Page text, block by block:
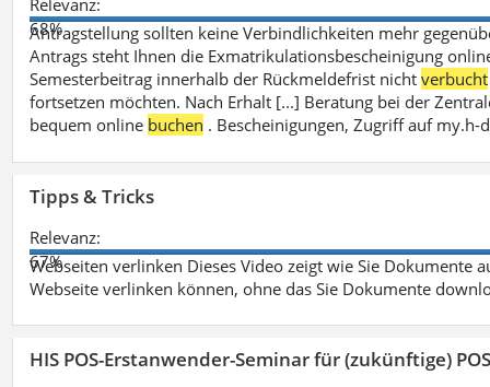
Relevanz:
68%
Antragstellung sollten keine Verbindlichkeiten mehr
Antrags steht Ihnen die Exmatrikulationsbescheinigung
Semesterbeitrag innerhalb der Rückmeldefrist nichtverbucht
fortsetzen möchten. Nach Erhalt [...] Beratung bei der
bequem online buchen . Bescheinigungen, Zugriff auf
Tipps & Tricks
Relevanz:
67%
Webseiten verlinken Dieses Video zeigt wie Sie Dokumente
Webseite verlinken können, ohne das Sie Dokumente
HIS POS-Erstanwender-Seminar für (zukünftige)